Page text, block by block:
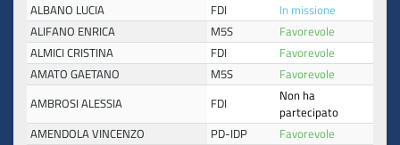
ALBANO LUCIA
FDI
In missione
ALIFANO ENRICA
M5S
Favorevole
ALMICI CRISTINA
FDI
Favorevole
AMATO GAETANO
M5S
Favorevole
AMBROSI ALESSIA
FDI
Non ha
partecipato
AMENDOLA VINCENZO
PD-IDP
Favorevole